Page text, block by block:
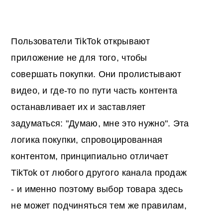
Пользователи TikTok открывают
приложение не для того, чтобы
совершать покупки. Они пролистывают
видео, и где-то по пути часть контента
останавливает их и заставляет
задуматься: "Думаю, мне это нужно". Эта
логика покупки, спровоцированная
контентом, принципиально отличает
TikTok от любого другого канала продаж
- и именно поэтому выбор товара здесь
не может подчиняться тем же правилам,